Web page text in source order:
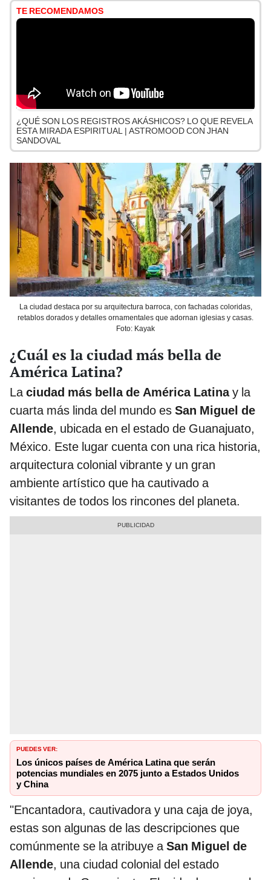
TE RECOMENDAMOS
¿QUÉ SON LOS REGISTROS AKÁSHICOS? LO QUE REVELA
ESTA MIRADA ESPIRITUAL | ASTROMOOD CON JHAN
SANDOVAL
La ciudad destaca por su arquitectura barroca, con fachadas coloridas,
retablos dorados y detalles ornamentales que adornan iglesias y casas.
Foto: Kayak
¿Cuál es la ciudad más bella de
América Latina?
La ciudad más bella de América Latinay la
cuarta más linda del mundo es San Miguel de
Allende, ubicada en el estado de Guanajuato,
México. Este lugar cuenta con una rica historia,
arquitectura colonial vibrante y un gran
ambiente artístico que ha cautivado a
visitantes de todos los rincones del planeta.
PUEDES VER:
Los únicos países de América Latina que serán
potencias mundiales en 2075 junto a Estados Unidos
y China
"Encantadora, cautivadora y una caja de joya,
estas son algunas de las descripciones que
comúnmente se la atribuye a San Miguel de
Allende, una ciudad colonial del estado